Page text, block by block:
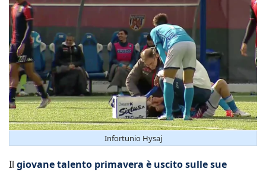
Infortunio Hysaj
Il giovane talento primavera è uscito sulle sue